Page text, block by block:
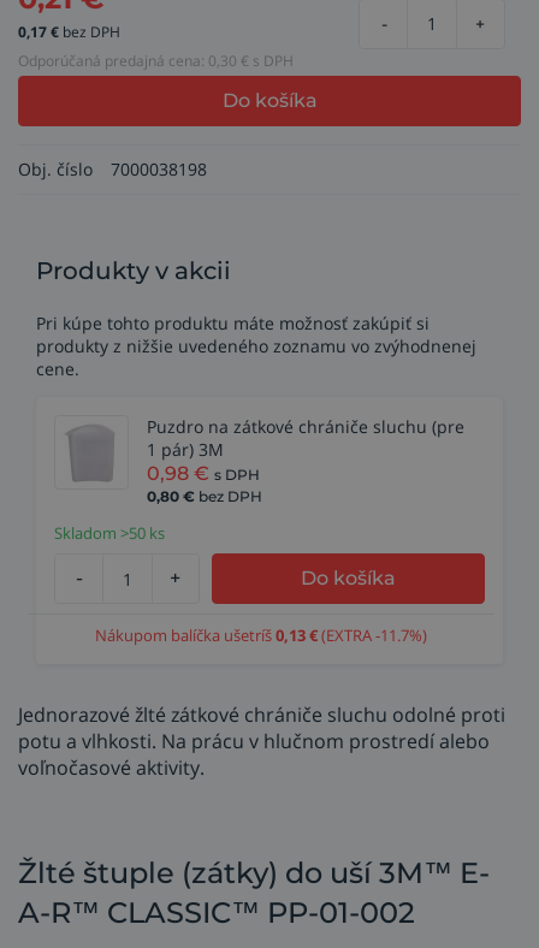
0,17€ bez DPH
Odporúčaná predajná cena: 0,30 € s DPH
- +
Do košíka
Obj. číslo 7000038198
Produkty v akcii
Pri kúpe tohto produktu máte možnosť zakúpiť si
produkty z nižšie uvedeného zoznamu vo zvýhodnenej
cene.
Puzdro na zátkové chrániče sluchu (pre
1 pár) 3M
0,98 € s DPH
0,80 € bez DPH
Skladom >50 ks
- + Do košíka
Nákupom balíčka ušetríš0,13€(EXTRA -11.7%)
Jednorazové žlté zátkové chrániče sluchu odolné proti
potu a vlhkosti. Na prácu v hlučnom prostredí alebo
voľnočasové aktivity.
Žlté štuple (zátky) do uší 3M™ E-
A-R™ CLASSIC™ PP-01-002